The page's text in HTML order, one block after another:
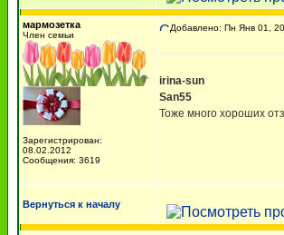
мармозетка
Член семьи
Зарегистрирован:
08.02.2012
Сообщения: 3619
Добавлено: Пн Янв 01,
irina-sun
San55
Тоже много хороших
Вернуться к началу